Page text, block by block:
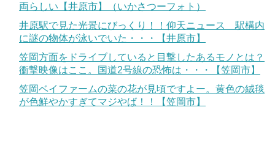
両らしい【井原市】（いかさつーフォト）
井原駅で見た光景にびっくり！！仰天ニュース 駅構内
に謎の物体が泳いでいた・・・【井原市】
笠岡方面をドライブしていると目撃したあるモノとは？
衝撃映像はここ。国道2号線の恐怖は・・・【笠岡市】
笠岡ベイファームの菜の花が見頃ですよー。黄色の絨毯
が色鮮やかすぎてマジやば！！【笠岡市】